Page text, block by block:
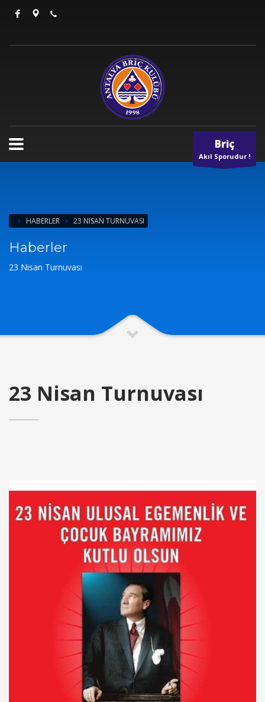
Briç
Akıl Sporudur !
HABERLER 23 NISAN TURNUVASI
Haberler
23 Nisan Turnuvası
23 Nisan Turnuvası